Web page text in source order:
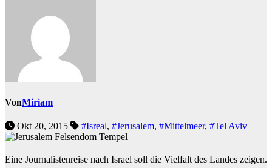
VonMiriam
Okt 20, 2015 #Isreal, #Jerusalem, #Mittelmeer, #Tel Aviv
Eine Journalistenreise nach Israel soll die Vielfalt des Landes zeigen.